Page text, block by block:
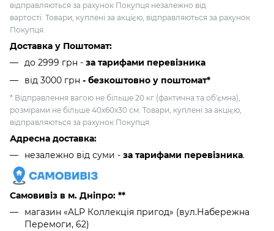
відправляються за рахунок Покупця незалежно від
вартості. Товари, куплені за акцією, відправляються за рахунок
Покупця.
Доставка у Поштомат:
до 2999 грн - за тарифами перевізника
від 3000 грн - безкоштовно у поштомат*
* Відправлення вагою не більше 20 кг (фактична та об'ємна),
розмірами не більше 40х60х30 см. Товари, куплені за акцією,
відправляються за рахунок Покупця.
Адресна доставка:
незалежно від суми - за тарифами перевізника.
Самовивіз в м. Дніпро: **
магазин «ALP Коллекція пригод» (вул.Набережна
Перемоги, 62)